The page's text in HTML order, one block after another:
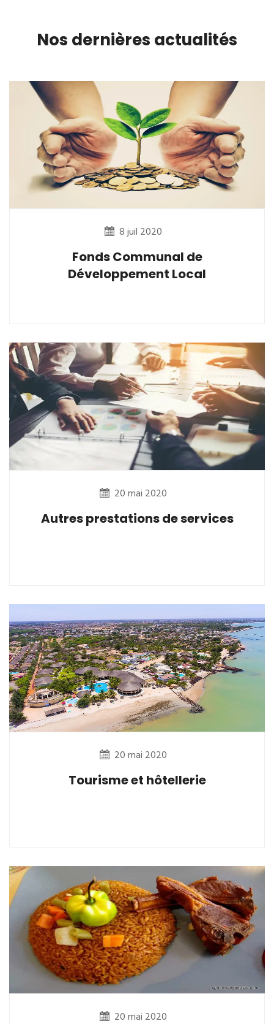
Nos dernières actualités
8 juil 2020
Fonds Communal de
Développement Local
20 mai 2020
Autres prestations de services
20 mai 2020
Tourisme et hôtellerie
20 mai 2020